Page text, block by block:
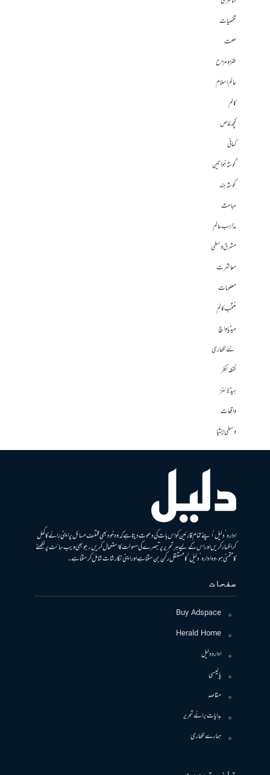
شخصیات
صحت
طنز و مزاح
عالم اسلام
کالم
کچھ خاص
کہانی
گوشہ خواتین
گوشہ ہند
مباحث
مذاہب عالم
مشرق وسطی
معاشرت
معلومات
منتخب کالم
میڈیا واچ
نئے لکھاری
نقطہ نظر
ہیڈلائنز
واقعات
وسطی ایشیا
ادارہ ’دلیل‘ اپنے تمام قارئین کو اس بات کی دعوت دیتا ہے کہ وہ خود بھی مختلف مسائل پر اپنی رائے کا کھل
کر اظہار کریں اور اس کے لیے ہر تحریر پر تبصرے کی سہولت کا استعمال کریں۔ جو بھی ویب سائٹ پر لکھنے
کا متمنی ہو، وہ ادارہ ’دلیل‘ کا مستقل رکن بن سکتا ہے اور اپنی نگارشات شامل کرسکتا ہے۔
صفحات
Buy Adspace
Herald Home
ادارہ دلیل
پالیسی
مقاصد
ہدایات برائے تحریر
ہمارے لکھاری